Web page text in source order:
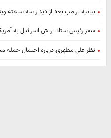
بیانیه ترامپ بعد از دیدار سه ساعته
سفر رئیس ستاد ارتش اسرائیل به
نظر علی مطهری درباره احتمال حمله